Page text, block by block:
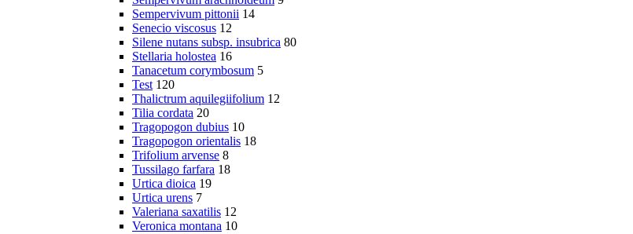
Sempervivum pittonii 14
Senecio viscosus 12
Silene nutans subsp. insubrica 80
Stellaria holostea 16
Tanacetum corymbosum 5
Test 120
Thalictrum aquilegiifolium 12
Tilia cordata 20
Tragopogon dubius 10
Tragopogon orientalis 18
Trifolium arvense 8
Tussilago farfara 18
Urtica dioica 19
Urtica urens 7
Valeriana saxatilis 12
Veronica montana 10